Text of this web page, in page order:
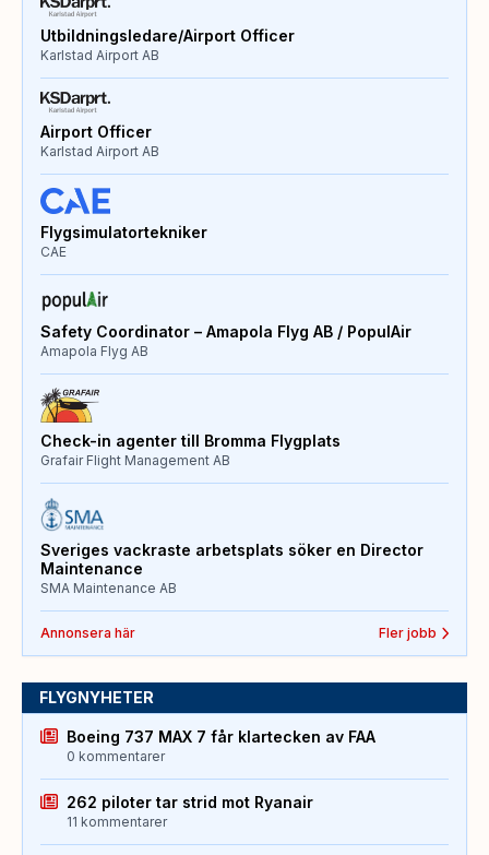
Utbildningsledare/Airport Officer
Karlstad Airport AB
Airport Officer
Karlstad Airport AB
Flygsimulatortekniker
CAE
Safety Coordinator – Amapola Flyg AB / PopulAir
Amapola Flyg AB
Check-in agenter till Bromma Flygplats
Grafair Flight Management AB
Sveriges vackraste arbetsplats söker en Director
Maintenance
SMA Maintenance AB
Annonsera här Fler jobb
FLYGNYHETER
Boeing 737 MAX 7 får klartecken av FAA
0 kommentarer
262 piloter tar strid mot Ryanair
11 kommentarer